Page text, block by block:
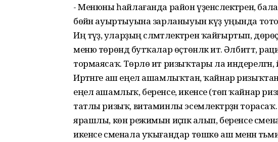
- Менюны һайлағанда район үҙенсәлектәрен,
бөйән ауыртыуына зарланыуын күҙ уңында
Иң тәүҙә, уларҙың сәләмәтлектәрен ҡайғыртып,
меню төрөндә бутҡалар өҫтөнләк итә. Әлбиттә,
тормаясаҡ. Төрлө ит ризыҡтары ла индерелгән,
Иртәнге аш еңел ашамлыҡтан, ҡайнар
еңел ашамлыҡ, беренсе, икенсе (төп ҡайнар
татлы ризыҡ, витаминлы эсемлектәрҙән торасаҡ.
ярашлы, көн режимын иҫәпкә алып, беренсе
икенсе сменала уҡығандар төшкө аш менән